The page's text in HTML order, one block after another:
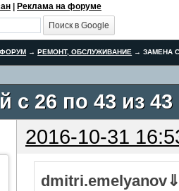
| Реклама на форуме
ФОРУМ → РЕМОНТ, ОБСЛУЖИВАНИЕ →ЗАМЕНА
с 26 по 43 из 43
2016-10-31